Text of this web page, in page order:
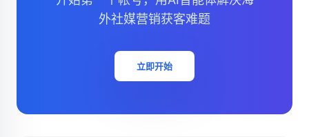
外社媒营销获客难题
立即开始